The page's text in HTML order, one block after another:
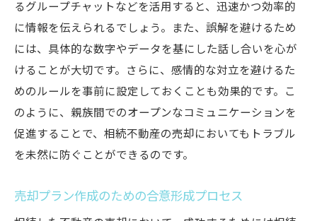
るグループチャットなどを活用すると、迅速かつ効率的
に情報を伝えられるでしょう。また、誤解を避けるため
には、具体的な数字やデータを基にした話し合いを心が
けることが大切です。さらに、感情的な対立を避けるた
めのルールを事前に設定しておくことも効果的です。こ
のように、親族間でのオープンなコミュニケーションを
促進することで、相続不動産の売却においてもトラブル
を未然に防ぐことができるのです。
売却プラン作成のための合意形成プロセス